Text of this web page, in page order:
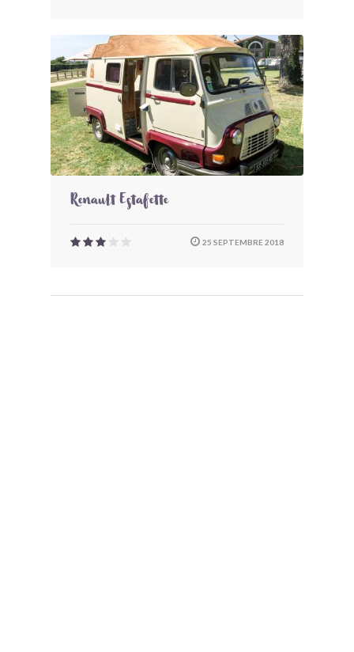
Renault Estafette
25 SEPTEMBRE 2018